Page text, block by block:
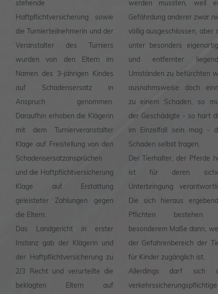
stehende
Haftpflichtversicherung sowie
die Turnierteilnehmerin und der
Veranstalter des Turniers
wurden von den Eltern im
Namen des 3-jährigen Kindes
auf Schadensersatz in
Anspruch genommen.
Daraufhin erhoben die Klägerin
mit dem Turnierveranstalter
Klage auf Freistellung von den
Schadensersatzansprüchen
und die Haftpflichtversicherung
Klage auf Erstattung
geleisteter Zahlungen gegen
die Eltern.
Das Landgericht in erster
Instanz gab der Klägerin und
der Haftpflichtversicherung zu
2/3 Recht und verurteilte die
beklagten Eltern auf
werden mussten, weil
Gefährdung anderer zwar
völlig ausgeschlossen, aber
unter besonders
und entfernter
Umständen zu befürchten
ausnahmsweise doch
zu einem Schaden, so
der Geschädigte - so hart
im Einzelfall sein mag -
Schaden selbst tragen.
Der Tierhalter, der Pferde
ist für deren
Unterbringung
Die sich hieraus
Pflichten bestehen
besonderem Maße dann,
der Gefahrenbereich der
für Kinder zugänglich ist.
Allerdings darf sich
verkehrssicherungspflichtige